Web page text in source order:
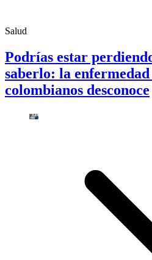
Salud
Podrías estar
saberlo: la
colombianos desconoce